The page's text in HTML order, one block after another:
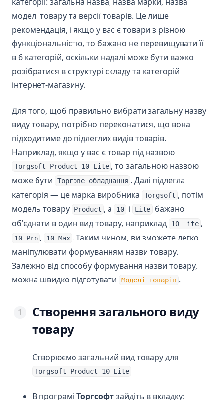
моделі товару та версії товарів. Це лише
рекомендація, і якщо у вас є товари з різною
функціональністю, то бажано не перевищувати її
в 6 категорій, оскільки надалі може бути важко
розібратися в структурі складу та категорій
інтернет-магазину.
Для того, щоб правильно вибрати загальну назву
виду товару, потрібно переконатися, що вона
підходитиме до підлеглих видів товарів.
Наприклад, якщо у вас є товар під назвою
Torgsoft Product 10 Lite , то загальною назвою
може бути
Торгове обладнання . Далі підлегла
категорія — це марка виробника
Torgsoft , потім
модель товару
Product , а 10 і Lite
бажано
об'єднати в один вид товару, наприклад
10 Lite ,
10 Pro , 10 Max . Таким чином, ви зможете легко
маніпулювати формуванням назви товару.
Залежно від способу формування назви товару,
можна швидко підготувати
Моделі товарів (opens in
.
Створення загального виду
товару
Створюємо загальний вид товару для
Torgsoft Product 10 Lite
В програмі Торгсофтзайдіть в вкладку: